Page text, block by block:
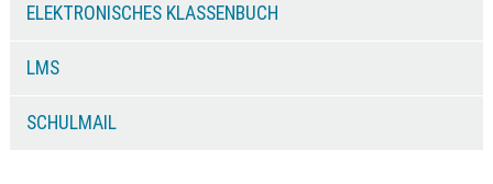
ELEKTRONISCHES KLASSENBUCH
LMS
SCHULMAIL